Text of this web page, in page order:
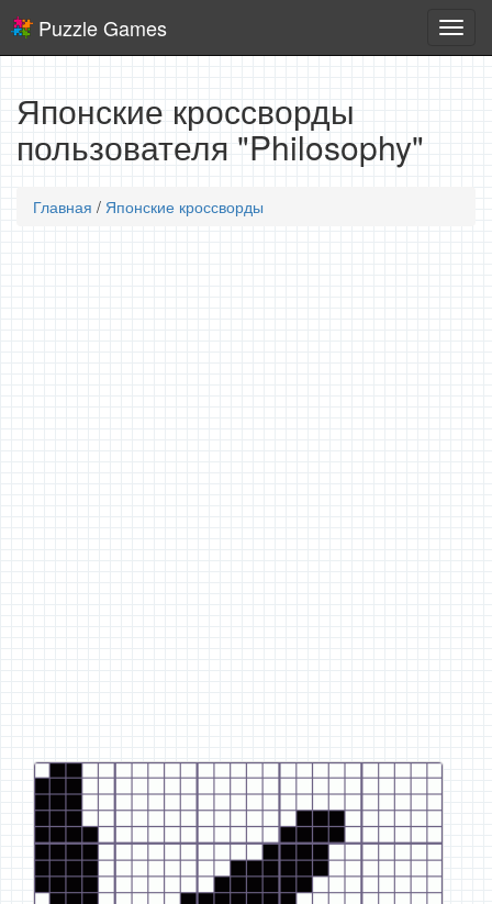
игры
Puzzle Games
Японские кроссворды
пользователя "Philosophy"
Главная / Японские кроссворды